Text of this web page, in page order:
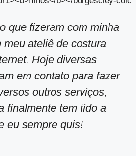
que fizeram com minha
meu ateliê de costura
Hoje diversas
em contato para fazer
outros serviços,
finalmente tem tido a
eu sempre quis!